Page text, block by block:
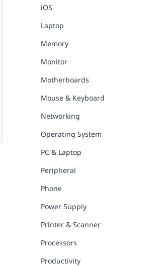
iOS
Laptop
Memory
Monitor
Motherboards
Mouse & Keyboard
Networking
Operating System
PC & Laptop
Peripheral
Phone
Power Supply
Printer & Scanner
Processors
Productivity